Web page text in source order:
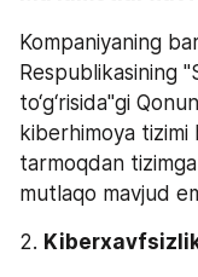
Kompaniyaning
Respublikasining
to‘g‘risida"gi
kiberhimoya tizimi
tarmoqdan
mutlaqo mavjud
2.